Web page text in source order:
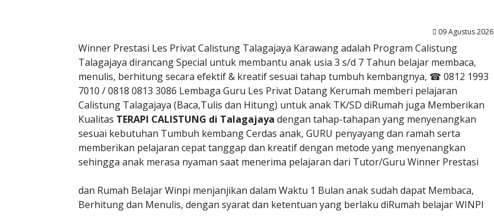
09 Agustus 2026
Winner Prestasi Les Privat Calistung Talagajaya Karawang adalah Program Calistung
Talagajaya dirancang Special untuk membantu anak usia 3 s/d 7 Tahun belajar membaca,
menulis, berhitung secara efektif & kreatif sesuai tahap tumbuh kembangnya, ☎ 0812 1993
7010 / 0818 0813 3086 Lembaga Guru Les Privat Datang Kerumah memberi pelajaran
Calistung Talagajaya (Baca,Tulis dan Hitung) untuk anak TK/SD diRumah juga Memberikan
Kualitas TERAPI CALISTUNG di Talagajaya dengan tahap-tahapan yang menyenangkan
sesuai kebutuhan Tumbuh kembang Cerdas anak, GURU penyayang dan ramah serta
memberikan pelajaran cepat tanggap dan kreatif dengan metode yang menyenangkan
sehingga anak merasa nyaman saat menerima pelajaran dari Tutor/Guru Winner Prestasi
dan Rumah Belajar Winpi menjanjikan dalam Waktu 1 Bulan anak sudah dapat Membaca,
Berhitung dan Menulis, dengan syarat dan ketentuan yang berlaku diRumah belajar WINPI